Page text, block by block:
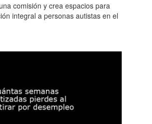
comisión y crea espacios para
integral a personas autistas en el